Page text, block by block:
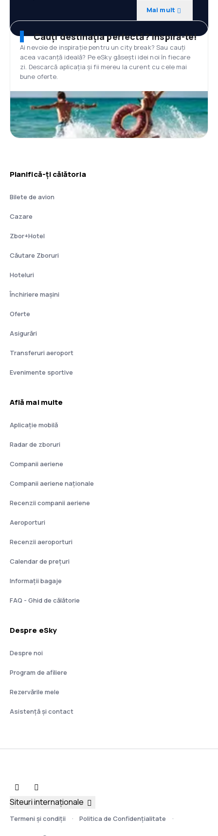
Mai mult
Cauți destinația perfectă? Inspiră-te!
Ai nevoie de inspirație pentru un city break? Sau cauți
acea vacanță ideală? Pe eSky găsești idei noi în fiecare
zi. Descarcă aplicația și fii mereu la curent cu cele mai
bune oferte.
Planifică-ți călătoria
Bilete de avion
Cazare
Zbor+Hotel
Căutare Zboruri
Hoteluri
Închiriere mașini
Oferte
Asigurări
Transferuri aeroport
Evenimente sportive
Află mai multe
Aplicație mobilă
Radar de zboruri
Companii aeriene
Companii aeriene naţionale
Recenzii companii aeriene
Aeroporturi
Recenzii aeroporturi
Calendar de prețuri
Informații bagaje
FAQ - Ghid de călătorie
Despre eSky
Despre noi
Program de afiliere
Rezervările mele
Asistenţă şi contact
Termeni şi condiţii Politica de Confidențialitate
Siteuri internaționale